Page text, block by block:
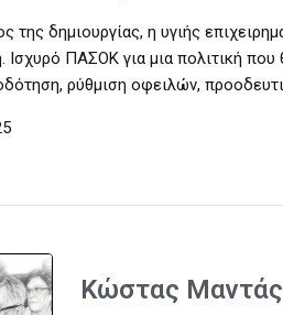
της δημιουργίας, η υγιής
Ισχυρό ΠΑΣΟΚ για μια πολιτική
ρύθμιση οφειλών,
Κώστας Μαντάς